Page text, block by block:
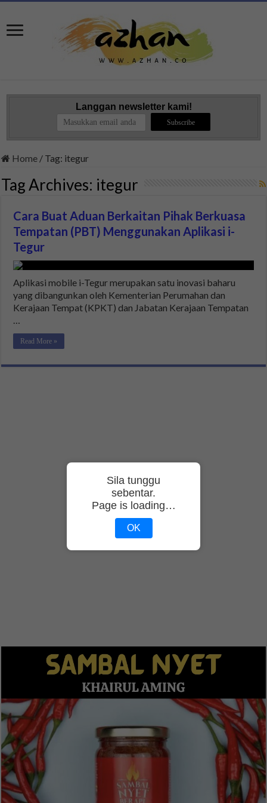
Langgan newsletter kami!
Home / Tag: itegur
Tag Archives: itegur
Cara Buat Aduan Berkaitan Pihak Berkuasa
Tempatan (PBT) Menggunakan Aplikasi i-
Tegur
Aplikasi mobile i-Tegur merupakan satu inovasi baharu
yang dibangunkan oleh Kementerian Perumahan dan
Kerajaan Tempat (KPKT) dan Jabatan Kerajaan Tempatan
Read More »
Sila tunggu
sebentar.
Page is loading…
OK